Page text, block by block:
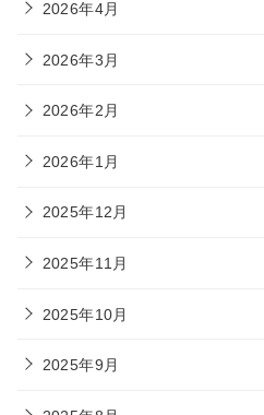
2026年4月
2026年3月
2026年2月
2026年1月
2025年12月
2025年11月
2025年10月
2025年9月